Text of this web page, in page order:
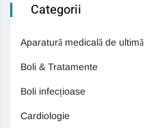
Categorii
Aparatură medicală de
Boli & Tratamente
Boli infecțioase
Cardiologie